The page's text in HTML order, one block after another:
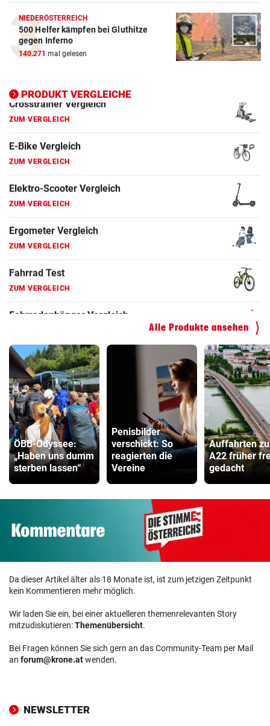
NIEDERÖSTERREICH
500 Helfer kämpfen bei Gluthitze
gegen Inferno
140.271 mal gelesen
PRODUKT VERGLEICHE
Elektro-Scooter Vergleich
ZUM VERGLEICH
ZUM VERGLEICH
Fahrrad Test
Fahrradanhänger Vergleich
Faszienrolle Vergleich
Hoverboard Vergleich
Kinderfahrrad Vergleich
Alle Produkte ansehen
ÖBB-Odyssee:
„Haben uns dumm
sterben lassen“
Penisbilder
verschickt: So
reagierten die
Vereine
Auffahrten
A22 früher
gedacht
Da dieser Artikel älter als 18 Monate ist, ist zum jetzigen Zeitpunkt
kein Kommentieren mehr möglich.
Wir laden Sie ein, bei einer aktuelleren themenrelevanten Story
mitzudiskutieren:Themenübersicht.
Bei Fragen können Sie sich gern an das Community-Team per Mail
an forum@krone.atwenden.
NEWSLETTER